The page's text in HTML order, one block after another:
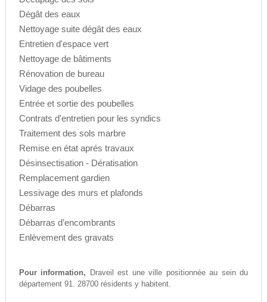
Dégât des eaux
Nettoyage suite dégât des eaux
Entretien d'espace vert
Nettoyage de bâtiments
Rénovation de bureau
Vidage des poubelles
Entrée et sortie des poubelles
Contrats d'entretien pour les syndics
Traitement des sols marbre
Remise en état aprés travaux
Désinsectisation - Dératisation
Remplacement gardien
Lessivage des murs et plafonds
Débarras
Débarras d’encombrants
Enlèvement des gravats
Pour information, Draveil est une ville positionnée au sein du
département 91. 28700 résidents y habitent.